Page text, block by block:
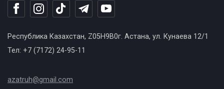
Республика Казахстан, Z05H9B0г. Астана, ул. Кунаева 12/1
Тел: +7 (7172) 24-95-11
azatruh@gmail.com